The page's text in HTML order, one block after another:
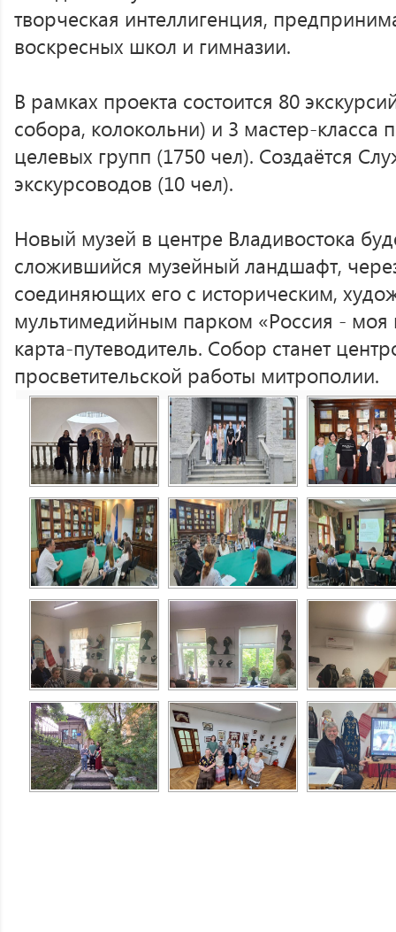
творческая интеллигенция,
воскресных школ и гимназии.
В рамках проекта состоится 80
собора, колокольни) и 3 мастер-
целевых групп (1750 чел). Создаётся
экскурсоводов (10 чел).
Новый музей в центре Владивостока
сложившийся музейный ландшафт,
соединяющих его с историческим,
мультимедийным парком «Россия - моя
карта-путеводитель. Собор станет
просветительской работы митрополии.